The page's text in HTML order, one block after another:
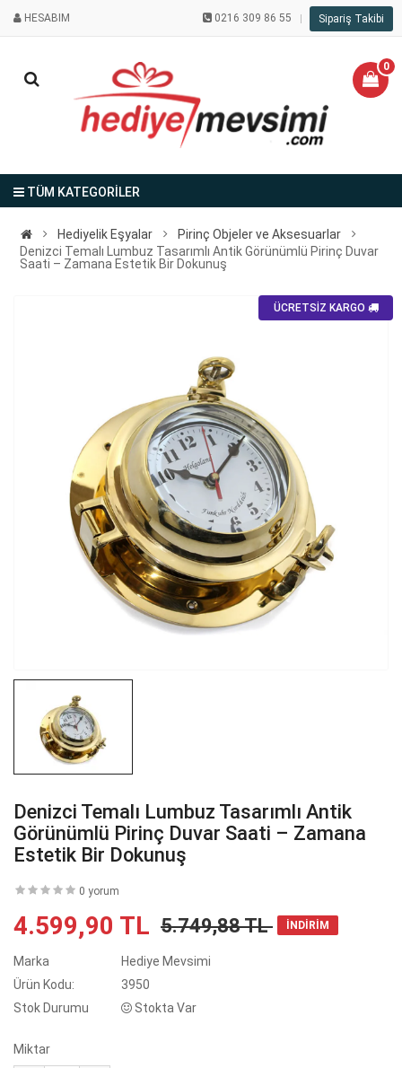
HESABIM 0216 309 86 55 Sipariş Takibi
0
TÜM KATEGORİLER
Hediyelik Eşyalar
Pirinç Objeler ve Aksesuarlar
Denizci Temalı Lumbuz Tasarımlı Antik Görünümlü Pirinç Duvar
Saati – Zamana Estetik Bir Dokunuş
ÜCRETSİZ KARGO
Denizci Temalı Lumbuz Tasarımlı Antik
Görünümlü Pirinç Duvar Saati – Zamana
Estetik Bir Dokunuş
0 yorum
4.599,90 TL 5.749,88 TL İNDİRİM
Marka
Hediye Mevsimi
Ürün Kodu:
3950
Stok Durumu
Stokta Var
Miktar